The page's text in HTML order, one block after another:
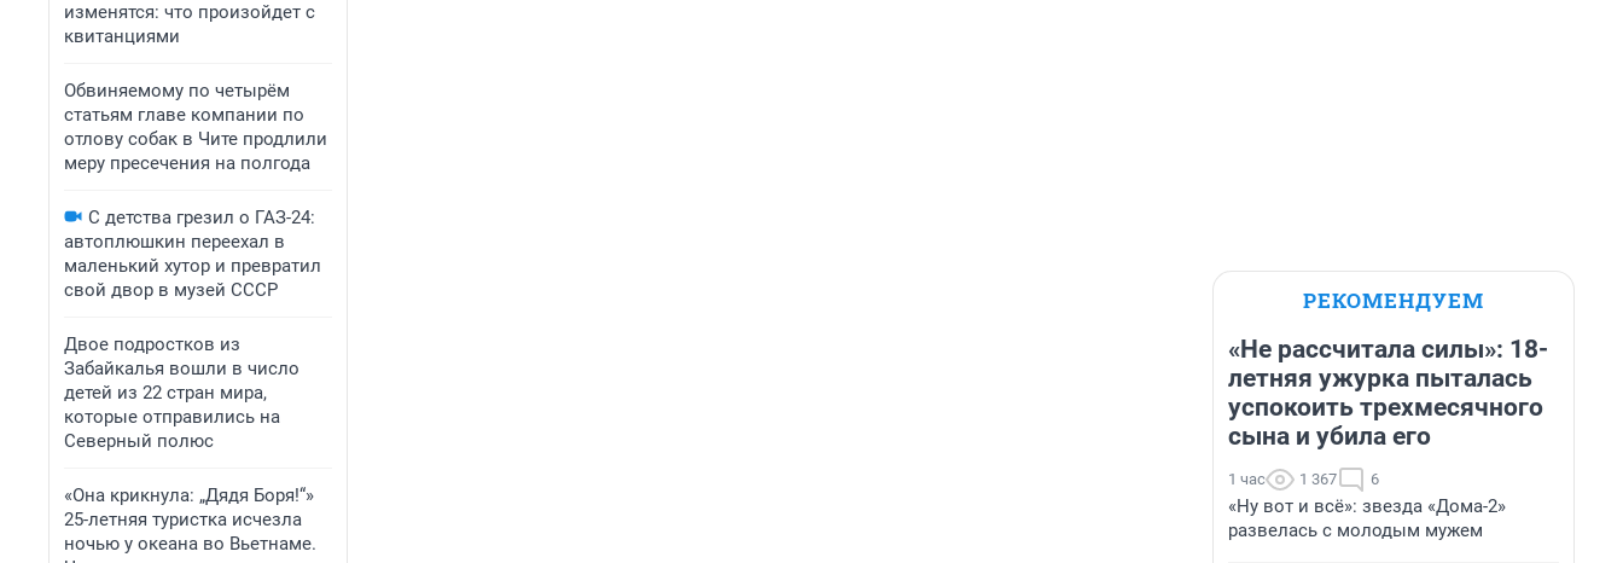
изменятся: что произойдет с
квитанциями
Обвиняемому по четырём
статьям главе компании по
отлову собак в Чите продлили
меру пресечения на полгода
С детства грезил о ГАЗ-24:
автоплюшкин переехал в
маленький хутор и превратил
свой двор в музей СССР
Двое подростков из
Забайкалья вошли в число
детей из 22 стран мира,
которые отправились на
Северный полюс
«Она крикнула: „Дядя Боря!“»
25-летняя туристка исчезла
ночью у океана во Вьетнаме.
РЕКОМЕНДУЕМ
«Не рассчитала силы»: 18-
летняя ужурка пыталась
успокоить трехмесячного
сына и убила его
1 час 1 367 6
«Ну вот и всё»: звезда «Дома-2»
развелась с молодым мужем